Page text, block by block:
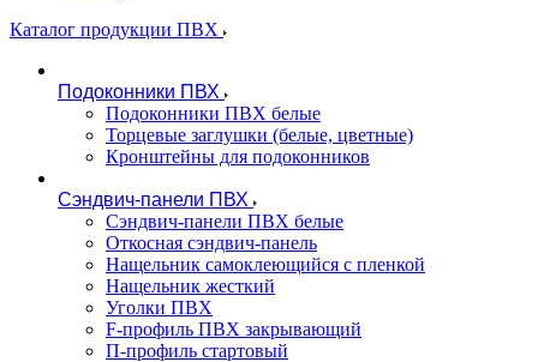
Каталог продукции ПВХ
Подоконники ПВХ
Подоконники ПВХ белые
Торцевые заглушки (белые, цветные)
Кронштейны для подоконников
Сэндвич-панели ПВХ
Сэндвич-панели ПВХ белые
Откосная сэндвич-панель
Нащельник самоклеющийся с пленкой
Нащельник жесткий
Уголки ПВХ
F-профиль ПВХ закрывающий
П-профиль стартовый